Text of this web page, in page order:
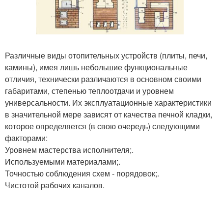
Различные виды отопительных устройств (плиты, печи,
камины), имея лишь небольшие функциональные
отличия, технически различаются в основном своими
габаритами, степенью теплоотдачи и уровнем
универсальности. Их эксплуатационные характеристики
в значительной мере зависят от качества печной кладки,
которое определяется (в свою очередь) следующими
факторами:
Уровнем мастерства исполнителя;.
Используемыми материалами;.
Точностью соблюдения схем - порядовок;.
Чистотой рабочих каналов.